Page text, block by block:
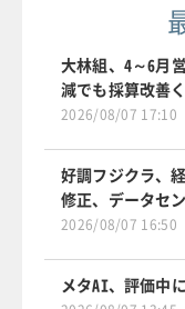
大林組、4～6月
減でも採算改善
2026/08/07 17:10
好調フジクラ、
修正、データセ
2026/08/07 16:50
メタAI、評価中